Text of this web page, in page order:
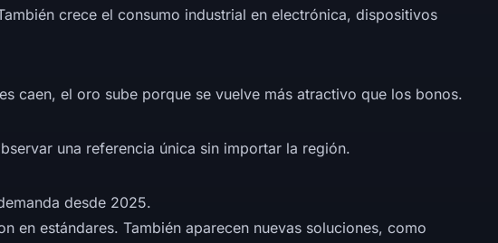
crece el consumo industrial en electrónica, dispositivos
caen, el oro sube porque se vuelve más atractivo que los bonos.
una referencia única sin importar la región.
desde 2025.
en estándares. También aparecen nuevas soluciones, como